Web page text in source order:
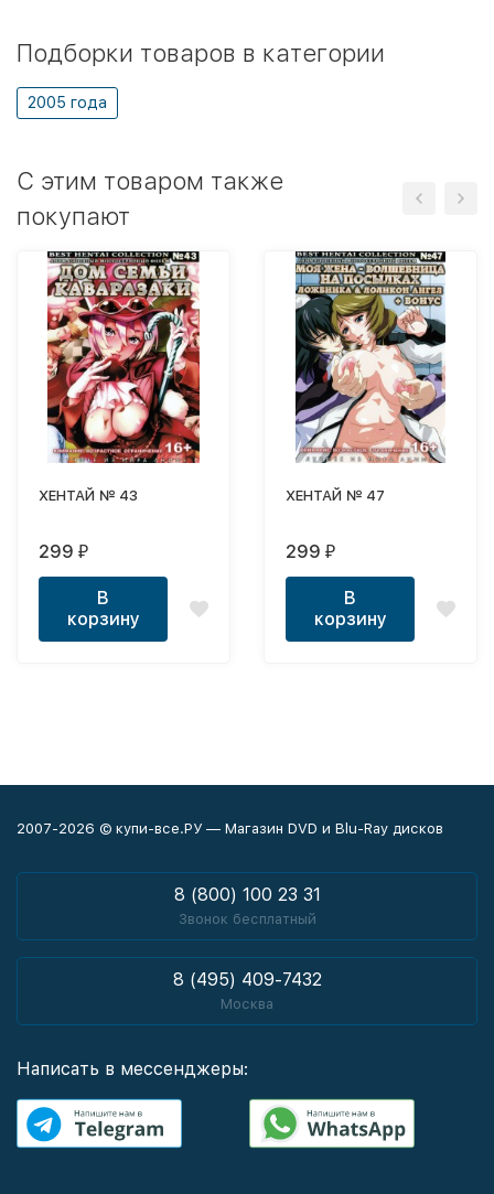
Подборки товаров в категории
2005 года
C этим товаром также
покупают
ХЕНТАЙ № 43
299 ₽
В
корзину
ХЕНТАЙ № 47
299 ₽
В
корзину
2007-2026 © купи-все.РУ — Магазин DVD и Blu-Ray дисков
8 (800) 100 23 31
Звонок бесплатный
8 (495) 409-7432
Москва
Написать в мессенджеры: